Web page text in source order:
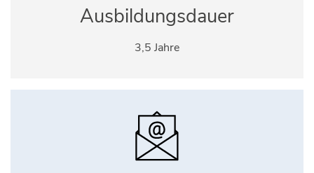
Ausbildungsdauer
3,5 Jahre